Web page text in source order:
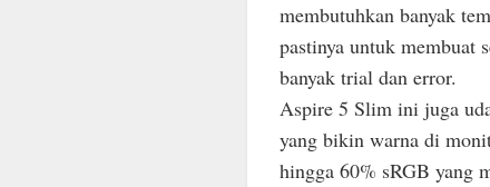
membutuhkan banyak
pastinya untuk membuat
banyak trial dan error.
Aspire 5 Slim ini juga
yang bikin warna di
hingga 60% sRGB yang